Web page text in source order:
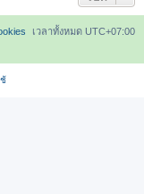
เวลาทั้งหมด UTC+07:00